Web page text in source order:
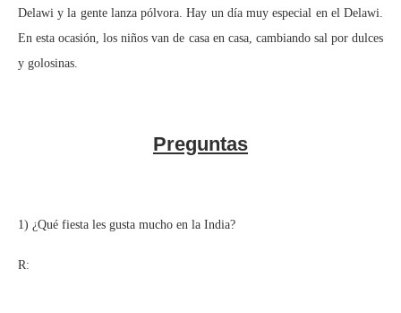
Delawi y la gente lanza pólvora. Hay un día muy especial en el Delawi.
En esta ocasión, los niños van de casa en casa, cambiando sal por dulces
y golosinas.
Preguntas
1) ¿Qué fiesta les gusta mucho en la India?
R: